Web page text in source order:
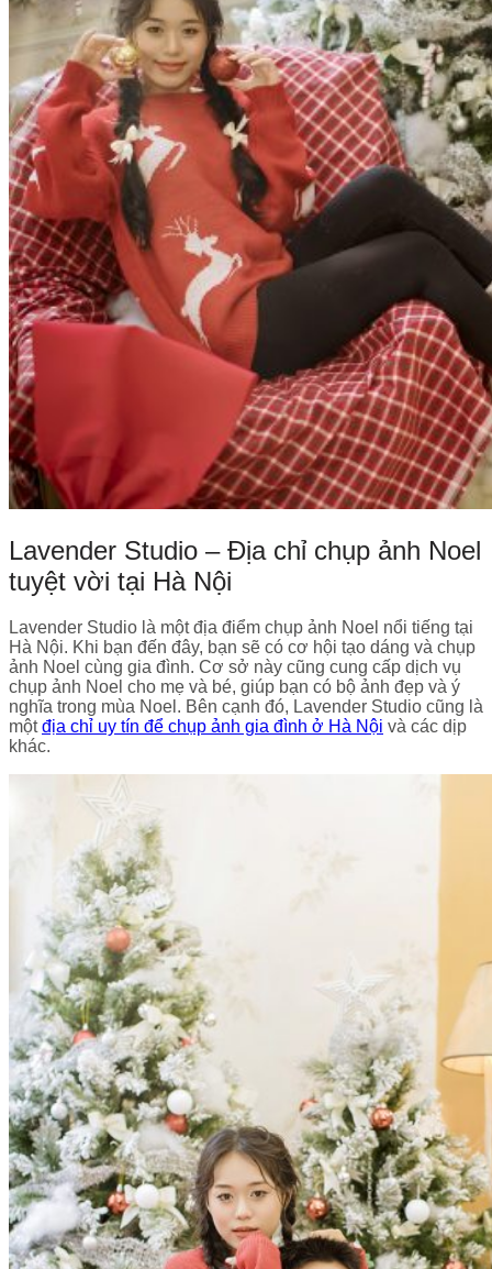
Lavender Studio – Địa chỉ chụp ảnh Noel
tuyệt vời tại Hà Nội
Lavender Studio là một địa điểm chụp ảnh Noel nổi tiếng tại
Hà Nội. Khi bạn đến đây, bạn sẽ có cơ hội tạo dáng và chụp
ảnh Noel cùng gia đình. Cơ sở này cũng cung cấp dịch vụ
chụp ảnh Noel cho mẹ và bé, giúp bạn có bộ ảnh đẹp và ý
nghĩa trong mùa Noel. Bên cạnh đó, Lavender Studio cũng là
mộtđịa chỉ uy tín để chụp ảnh gia đình ở Hà Nội và các dịp
khác.